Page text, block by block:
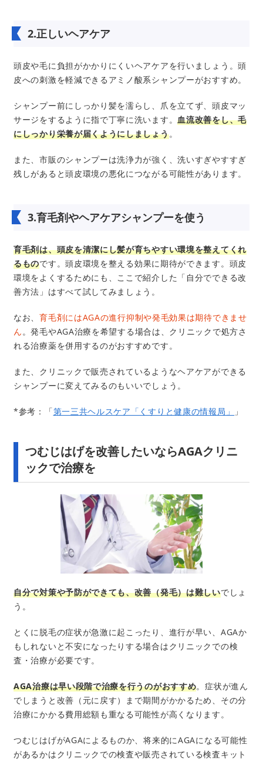
2.正しいヘアケア
頭皮や毛に負担がかかりにくいヘアケアを行いましょう。頭
皮への刺激を軽減できるアミノ酸系シャンプーがおすすめ。
シャンプー前にしっかり髪を濡らし、爪を立てず、頭皮マッ
サージをするように指で丁寧に洗います。血流改善をし、毛
にしっかり栄養が届くようにしましょう。
また、市販のシャンプーは洗浄力が強く、洗いすぎやすすぎ
残しがあると頭皮環境の悪化につながる可能性があります。
3.育毛剤やヘアケアシャンプーを使う
育毛剤は、頭皮を清潔にし髪が育ちやすい環境を整えてくれ
るものです。頭皮環境を整える効果に期待ができます。頭皮
環境をよくするためにも、ここで紹介した「自分でできる改
善方法」はすべて試してみましょう。
なお、育毛剤にはAGAの進行抑制や発毛効果は期待できませ
ん 。発毛やAGA治療を希望する場合は、クリニックで処方さ
れる治療薬を併用するのがおすすめです。
また、クリニックで販売されているようなヘアケアができる
シャンプーに変えてみるのもいいでしょう。
*参考：「第一三共ヘルスケア「くすりと健康の情報局」 」
つむじはげを改善したいならAGAクリニ
ックで治療を
自分で対策や予防ができても、改善（発毛）は難しいでしょ
う。
とくに脱毛の症状が急激に起こったり、進行が早い、AGAか
もしれないと不安になったりする場合はクリニックでの検
査・治療が必要です。
AGA治療は早い段階で治療を行うのがおすすめ。症状が進ん
でしまうと改善（元に戻す）まで期間がかかるため、その分
治療にかかる費用総額も重なる可能性が高くなります。
つむじはげがAGAによるものか、将来的にAGAになる可能性
があるかはクリニックでの検査や販売されている検査キット